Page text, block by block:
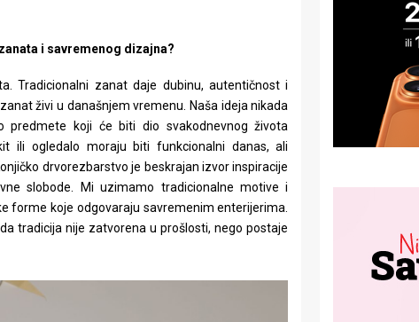
i savremenog dizajna?
Tradicionalni zanat daje dubinu, autentičnost i
živi u današnjem vremenu. Naša ideja nikada
predmete koji će biti dio svakodnevnog života
ili ogledalo moraju biti funkcionalni danas, ali
drvorezbarstvo je beskrajan izvor inspiracije
slobode. Mi uzimamo tradicionalne motive i
forme koje odgovaraju savremenim enterijerima.
tradicija nije zatvorena u prošlosti, nego postaje